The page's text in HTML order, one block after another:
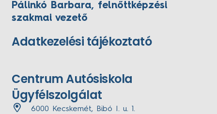
Pálinkó Barbara, felnőttképzési
szakmai vezető
Adatkezelési tájékoztató
Centrum Autósiskola
Ügyfélszolgálat
6000 Kecskemét, Bibó I. u. 1.